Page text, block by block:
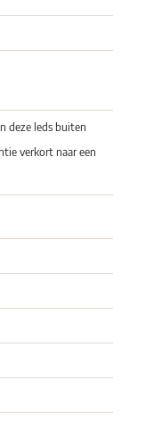
deze leds buiten
verkort naar een